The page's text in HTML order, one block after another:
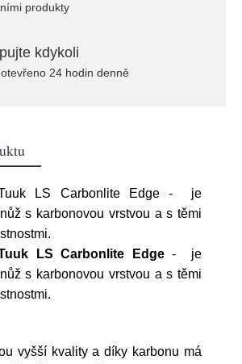
produkty
kdykoli
24 hodin denně
LS Carbonlite Edge - je
s karbonovou vrstvou a s těmi
LS Carbonlite Edge- je
s karbonovou vrstvou a s těmi
vyšší kvality a díky karbonu má